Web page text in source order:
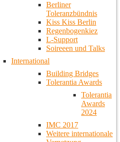
Berliner
Toleranzbündnis
Kiss Kiss Berlin
Regenbogenkiez
L-Support
Soireeen und Talks
International
Building Bridges
Tolerantia Awards
Tolerantia
Awards
2024
IMC 2017
Weitere internationale